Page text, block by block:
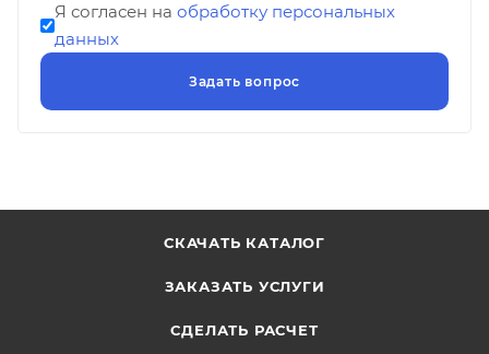
Я согласен на обработку персональных
данных
СКАЧАТЬ КАТАЛОГ
ЗАКАЗАТЬ УСЛУГИ
СДЕЛАТЬ РАСЧЕТ